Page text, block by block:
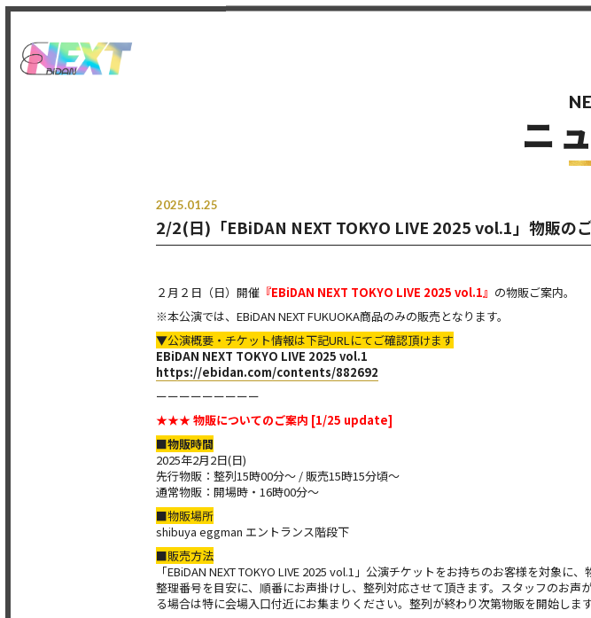
ニ
2025.01.25
2/2(日)「EBiDAN NEXT TOKYO LIVE 2025 vol.1」物販の
２月２日（日）開催 『EBiDAN NEXT TOKYO LIVE 2025 vol.1』 の物販ご案内。
※本公演では、EBiDAN NEXT FUKUOKA商品のみの販売となります。
▼公演概要・チケット情報は下記URLにてご確認頂けます
EBiDAN NEXT TOKYO LIVE 2025 vol.1
https://ebidan.com/contents/882692
ーーーーーーーーー
★★★ 物販についてのご案内 [1/25 update]
■物販時間
2025年2月2日(日)
先行物販：整列15時00分～ / 販売15時15分頃～
通常物販：開場時・16時00分～
■物販場所
shibuya eggman エントランス階段下
■販売方法
「EBiDAN NEXT TOKYO LIVE 2025 vol.1」公演チケットをお持ちのお客様を対象
整理番号を目安に、順番にお声掛けし、整列対応させて頂きます。スタッフのお
る場合は特に会場入口付近にお集まりください。整列が終わり次第物販を開始しま